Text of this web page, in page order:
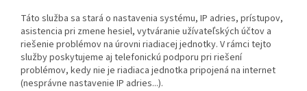
Táto služba sa stará o nastavenia systému, IP adries, prístupov,
asistencia pri zmene hesiel, vytváranie užívateľských účtov a
riešenie problémov na úrovni riadiacej jednotky. V rámci tejto
služby poskytujeme aj telefonickú podporu pri riešení
problémov, kedy nie je riadiaca jednotka pripojená na internet
(nesprávne nastavenie IP adries...).